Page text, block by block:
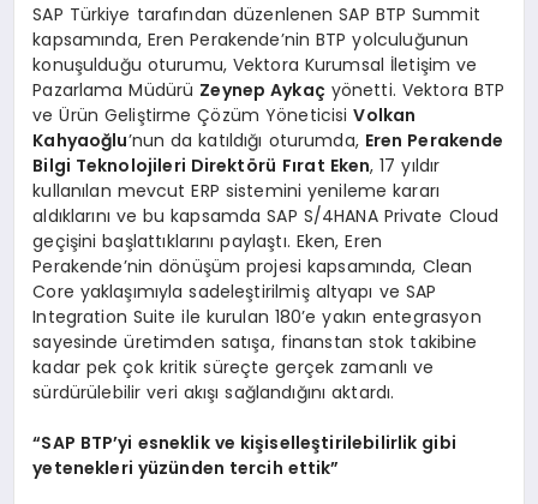
SAP Türkiye tarafından düzenlenen SAP BTP Summit
kapsamında, Eren Perakende’nin BTP yolculuğunun
konuşulduğu oturumu, Vektora Kurumsal İletişim ve
Pazarlama Müdürü Zeynep Aykaç yönetti. Vektora BTP
ve Ürün Geliştirme Çözüm YöneticisiVolkan
Kahyaoğlu’nun da katıldığı oturumda, Eren Perakende
Bilgi Teknolojileri Direktörü Fırat Eken, 17 yıldır
kullanılan mevcut ERP sistemini yenileme kararı
aldıklarını ve bu kapsamda SAP S/4HANA Private Cloud
geçişini başlattıklarını paylaştı. Eken, Eren
Perakende’nin dönüşüm projesi kapsamında, Clean
Core yaklaşımıyla sadeleştirilmiş altyapı ve SAP
Integration Suite ile kurulan 180’e yakın entegrasyon
sayesinde üretimden satışa, finanstan stok takibine
kadar pek çok kritik süreçte gerçek zamanlı ve
sürdürülebilir veri akışı sağlandığını aktardı.
“SAP BTP’yi esneklik ve kişiselleştirilebilirlik gibi
yetenekleri yüzünden tercih ettik”